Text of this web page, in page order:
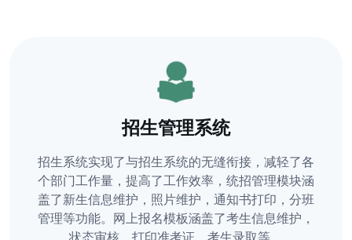
招生管理系统
招生系统实现了与招生系统的无缝衔接，减轻了各
个部门工作量，提高了工作效率，统招管理模块涵
盖了新生信息维护，照片维护，通知书打印，分班
管理等功能。网上报名模板涵盖了考生信息维护，
状态审核，打印准考证，考生录取等。